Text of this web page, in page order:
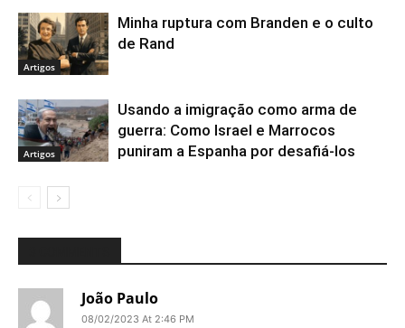
Artigos
Minha ruptura com Branden e o culto
de Rand
Artigos
Usando a imigração como arma de
guerra: Como Israel e Marrocos
puniram a Espanha por desafiá-los
João Paulo
08/02/2023 At 2:46 PM